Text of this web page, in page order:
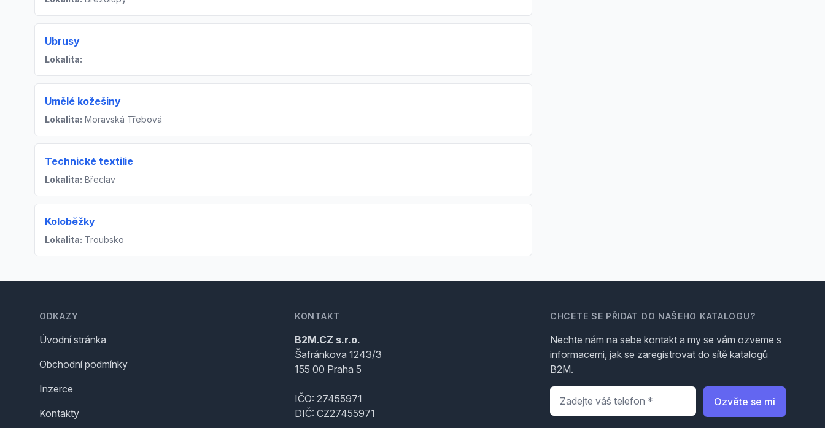
Ubrusy
Lokalita:
Umělé kožešiny
Lokalita: Moravská Třebová
Technické textilie
Lokalita: Břeclav
Koloběžky
Lokalita: Troubsko
ODKAZY
Úvodní stránka
Obchodní podmínky
Inzerce
Kontakty
KONTAKT
B2M.CZ s.r.o.
Šafránkova 1243/3
155 00 Praha 5
IČO: 27455971
DIČ: CZ27455971
CHCETE SE PŘIDAT DO NAŠEHO KATALOGU?
Nechte nám na sebe kontakt a my se vám ozveme s
informacemi, jak se zaregistrovat do sítě katalogů
B2M.
Telefon
Ozvěte se mi